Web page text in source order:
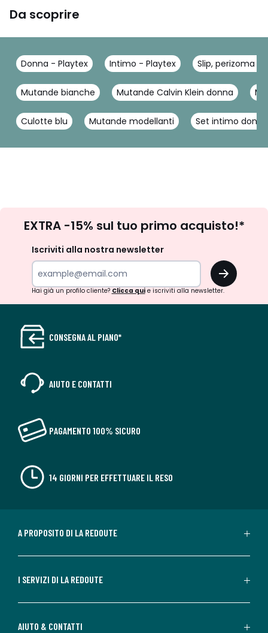
Da scoprire
Donna - Playtex Intimo - Playtex Slip, perizoma -
Mutande bianche Mutande Calvin Klein donna
Culotte blu Mutande modellanti Set intimo donna
newsletter
EXTRA -15% sul tuo primo acquisto!*
Iscriviti alla nostra newsletter
OK
Hai già un profilo cliente? Clicca quie iscriviti alla newsletter.
CONSEGNA AL PIANO*
AIUTO E CONTATTI
PAGAMENTO 100% SICURO
14 GIORNI PER EFFETTUARE IL RESO
A PROPOSITO DI LA REDOUTE
I SERVIZI DI LA REDOUTE
AIUTO & CONTATTI